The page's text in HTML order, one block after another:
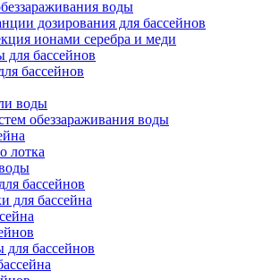
воды
дозирования для бассейнов
ионами серебра и меди
бассейнов
бассейнов
воды
обеззараживания воды
лотка
бассейнов
для бассейна
бассейнов